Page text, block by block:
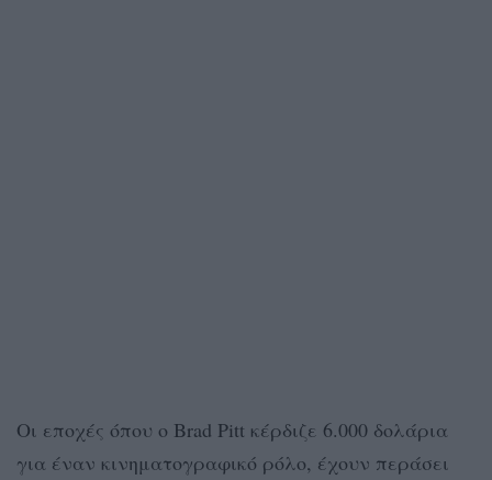
Οι εποχές όπου ο Brad Pitt κέρδιζε 6.000 δολάρια
για έναν κινηματογραφικό ρόλο, έχουν περάσει